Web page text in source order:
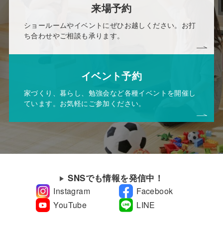
来場予約
ショールームやイベントにぜひお越しください。お打
ち合わせやご相談も承ります。
イベント予約
家づくり、暮らし、勉強会など各種イベントを開催し
ています。お気軽にご参加ください。
SNSでも情報を発信中！
Instagram
Facebook
YouTube
LINE